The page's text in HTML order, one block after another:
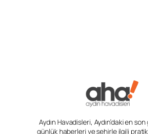
Aydın Havadisleri, Aydın’daki en
günlük haberleri ve şehirle ilgili pratik